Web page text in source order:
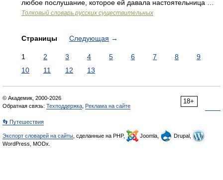
любое послушание, которое ей давала настоятельница …
Толковый словарь русских существительных
Страницы Следующая →
1 2 3 4 5 6 7 8
9
10
11 12 13
18+
© Академик, 2000-2026
Обратная связь: Техподдержка Реклама на сайте
👣 Путешествия
Экспорт словарей на сайты , сделанные на PHP, Joomla,
Drupal,
WordPress, MODx.